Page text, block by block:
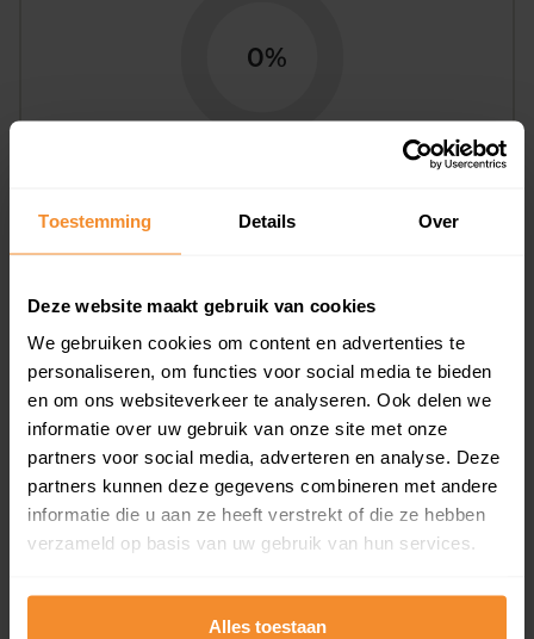
Toestemming Details Over
Deze website maakt gebruik van cookies
We gebruiken cookies om content en advertenties te
personaliseren, om functies voor social media te bieden
en om ons websiteverkeer te analyseren. Ook delen we
informatie over uw gebruik van onze site met onze
partners voor social media, adverteren en analyse. Deze
partners kunnen deze gegevens combineren met andere
informatie die u aan ze heeft verstrekt of die ze hebben
verzameld op basis van uw gebruik van hun services.
Alles toestaan
0%
Bouwjaar
T/m 1945
45%
1946 - 1980
55%
1981 - 2007